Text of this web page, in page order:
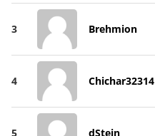
3 Brehmion
4 Chichar32314
5 dStein